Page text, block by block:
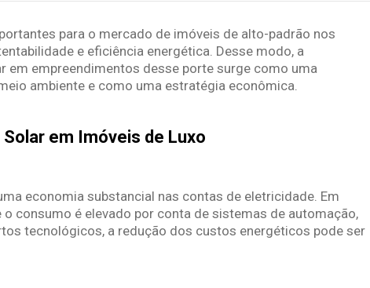
para o mercado de imóveis de alto-padrão nos
e eficiência energética. Desse modo, a
em empreendimentos desse porte surge como uma
ambiente e como uma estratégia econômica.
em Imóveis de Luxo
economia substancial nas contas de eletricidade. Em
consumo é elevado por conta de sistemas de automação,
tecnológicos, a redução dos custos energéticos pode ser